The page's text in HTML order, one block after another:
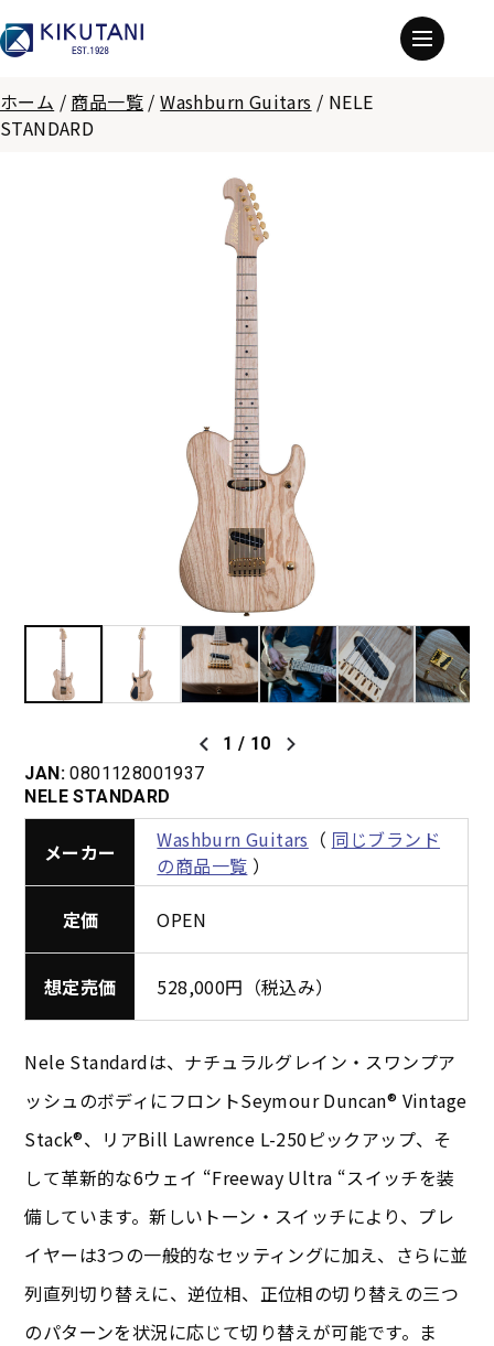
ホーム / 商品一覧 /Washburn Guitars / NELE
STANDARD
1 / 10
JAN: 0801128001937
NELE STANDARD
メーカー Washburn Guitars （ 同じブランド
の商品一覧 ）
定価 OPEN
想定売価 528,000円（税込み）
Nele Standardは、ナチュラルグレイン・スワンプア
ッシュのボディにフロントSeymour Duncan® Vintage
Stack®、リアBill Lawrence L-250ピックアップ、そ
して革新的な6ウェイ “Freeway Ultra “スイッチを装
備しています。新しいトーン・スイッチにより、プレ
イヤーは3つの一般的なセッティングに加え、さらに並
列直列切り替えに、逆位相、正位相の切り替えの三つ
のパターンを状況に応じて切り替えが可能です。ま